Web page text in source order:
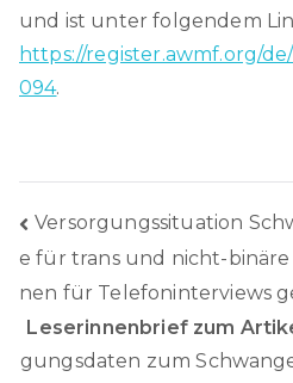
und ist unter folgendem
https://register.awmf.org/
094.
Versorgungssituation
e für trans und nicht-
nen für Telefoninterviews
Leserinnenbrief zum
gungsdaten zum